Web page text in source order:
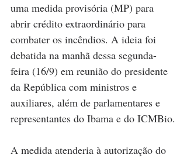
uma medida provisória (MP) para
abrir crédito extraordinário para
combater os incêndios. A ideia foi
debatida na manhã dessa segunda-
feira (16/9) em reunião do presidente
da República com ministros e
auxiliares, além de parlamentares e
representantes do Ibama e do ICMBio.
A medida atenderia à autorização do